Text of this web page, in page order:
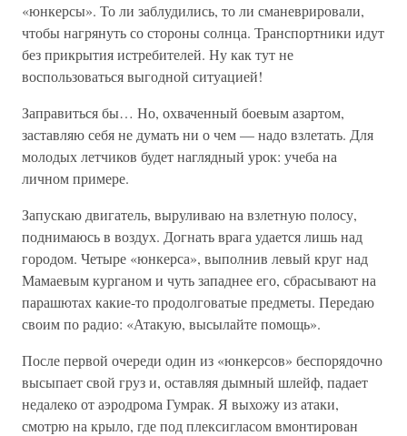
«юнкерсы». То ли заблудились, то ли сманеврировали,
чтобы нагрянуть со стороны солнца. Транспортники идут
без прикрытия истребителей. Ну как тут не
воспользоваться выгодной ситуацией!
Заправиться бы… Но, охваченный боевым азартом,
заставляю себя не думать ни о чем — надо взлетать. Для
молодых летчиков будет наглядный урок: учеба на
личном примере.
Запускаю двигатель, выруливаю на взлетную полосу,
поднимаюсь в воздух. Догнать врага удается лишь над
городом. Четыре «юнкерса», выполнив левый круг над
Мамаевым курганом и чуть западнее его, сбрасывают на
парашютах какие-то продолговатые предметы. Передаю
своим по радио: «Атакую, высылайте помощь».
После первой очереди один из «юнкерсов» беспорядочно
высыпает свой груз и, оставляя дымный шлейф, падает
недалеко от аэродрома Гумрак. Я выхожу из атаки,
смотрю на крыло, где под плексигласом вмонтирован